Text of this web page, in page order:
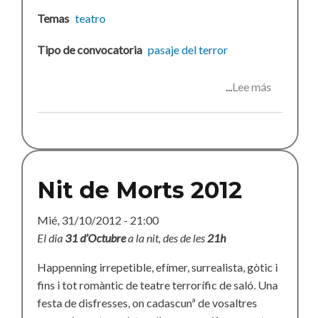
Temas teatro
Tipo de convocatoria pasaje del terror
Lee más
Morts
Nit de Morts 2012
Mié, 31/10/2012 - 21:00
El dia 31 d’Octubrea la nit, des de les21h
Happenning irrepetible, efímer, surrealista, gòtic i
fins i tot romàntic de teatre terrorífic de saló. Una
festa de disfresses, on cadascunª de vosaltres